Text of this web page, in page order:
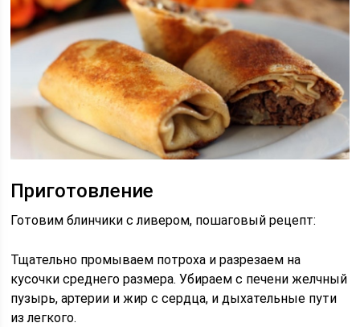
Приготовление
Готовим блинчики с ливером, пошаговый рецепт:
Тщательно промываем потроха и разрезаем на
кусочки среднего размера. Убираем с печени желчный
пузырь, артерии и жир с сердца, и дыхательные пути
из легкого.